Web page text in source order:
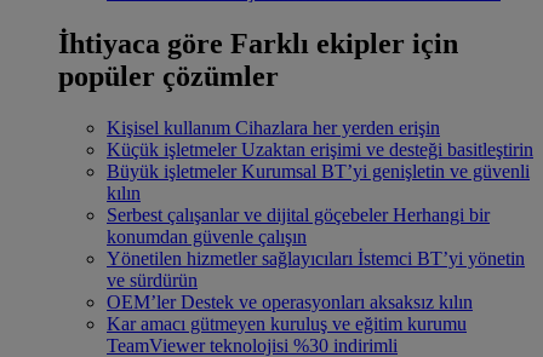
İhtiyaca göre Farklı ekipler için
popüler çözümler
Kişisel kullanım Cihazlara her yerden erişin
Küçük işletmeler Uzaktan erişimi ve desteği basitleştirin
Büyük işletmeler Kurumsal BT’yi genişletin ve güvenli
kılın
Serbest çalışanlar ve dijital göçebeler Herhangi bir
konumdan güvenle çalışın
Yönetilen hizmetler sağlayıcıları İstemci BT’yi yönetin
ve sürdürün
OEM’ler Destek ve operasyonları aksaksız kılın
Kar amacı gütmeyen kuruluş ve eğitim kurumu
TeamViewer teknolojisi %30 indirimli